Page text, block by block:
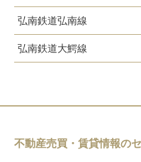
石川駅
弘前駅
弘南鉄道弘南線
弘前駅
新里駅
弘南鉄道大鰐線
石川駅
義塾高校前駅
不動産売買・賃貸情報の